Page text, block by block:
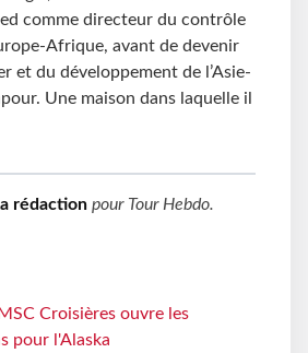
comme directeur du contrôle
Afrique, avant de devenir
et du développement de l’Asie-
Une maison dans laquelle il
rédaction pour Tour Hebdo.
Croisières ouvre les
pour l'Alaska